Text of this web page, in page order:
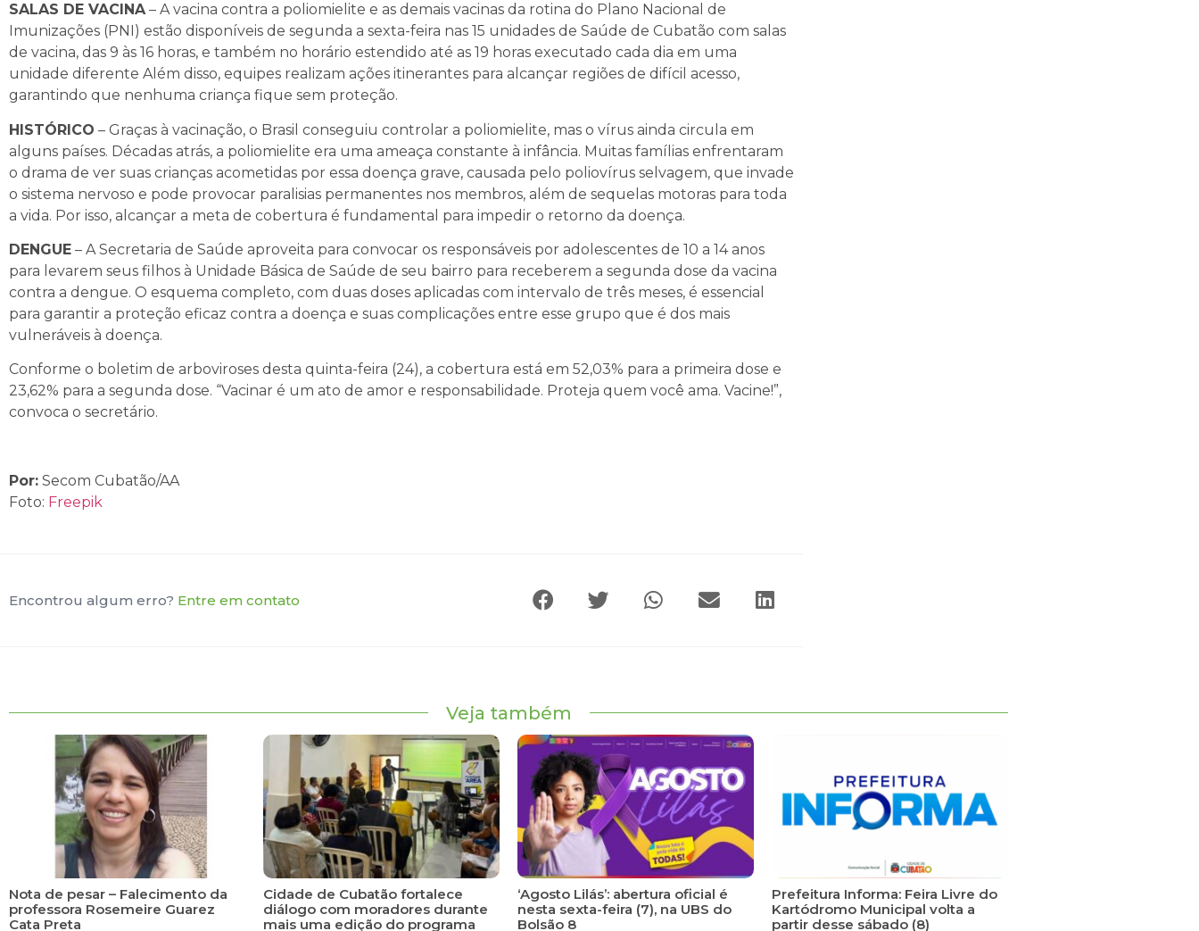
SALAS DE VACINA– A vacina contra a poliomielite e as demais vacinas da rotina do Plano Nacional de
Imunizações (PNI) estão disponíveis de segunda a sexta-feira nas 15 unidades de Saúde de Cubatão com salas
de vacina, das 9 às 16 horas, e também no horário estendido até as 19 horas executado cada dia em uma
unidade diferente Além disso, equipes realizam ações itinerantes para alcançar regiões de difícil acesso,
garantindo que nenhuma criança fique sem proteção.
HISTÓRICO – Graças à vacinação, o Brasil conseguiu controlar a poliomielite, mas o vírus ainda circula em
alguns países. Décadas atrás, a poliomielite era uma ameaça constante à infância. Muitas famílias enfrentaram
o drama de ver suas crianças acometidas por essa doença grave, causada pelo poliovírus selvagem, que invade
o sistema nervoso e pode provocar paralisias permanentes nos membros, além de sequelas motoras para toda
a vida. Por isso, alcançar a meta de cobertura é fundamental para impedir o retorno da doença.
DENGUE – A Secretaria de Saúde aproveita para convocar os responsáveis por adolescentes de 10 a 14 anos
para levarem seus filhos à Unidade Básica de Saúde de seu bairro para receberem a segunda dose da vacina
contra a dengue. O esquema completo, com duas doses aplicadas com intervalo de três meses, é essencial
para garantir a proteção eficaz contra a doença e suas complicações entre esse grupo que é dos mais
vulneráveis à doença.
Conforme o boletim de arboviroses desta quinta-feira (24), a cobertura está em 52,03% para a primeira dose e
23,62% para a segunda dose. “Vacinar é um ato de amor e responsabilidade. Proteja quem você ama. Vacine!”,
convoca o secretário.
Por: Secom Cubatão/AA
Foto: Freepik
Encontrou algum erro? Entre em contato
Veja também
Nota de pesar – Falecimento da
professora Rosemeire Guarez
Cata Preta
Cidade de Cubatão fortalece
diálogo com moradores durante
mais uma edição do programa
‘Agosto Lilás’: abertura oficial é
nesta sexta-feira (7), na UBS do
Bolsão 8
Prefeitura Informa: Feira Livre do
Kartódromo Municipal volta a
partir desse sábado (8)